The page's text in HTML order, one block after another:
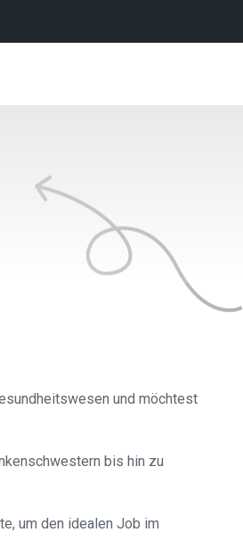
und möchtest
bis hin zu
um den idealen Job im